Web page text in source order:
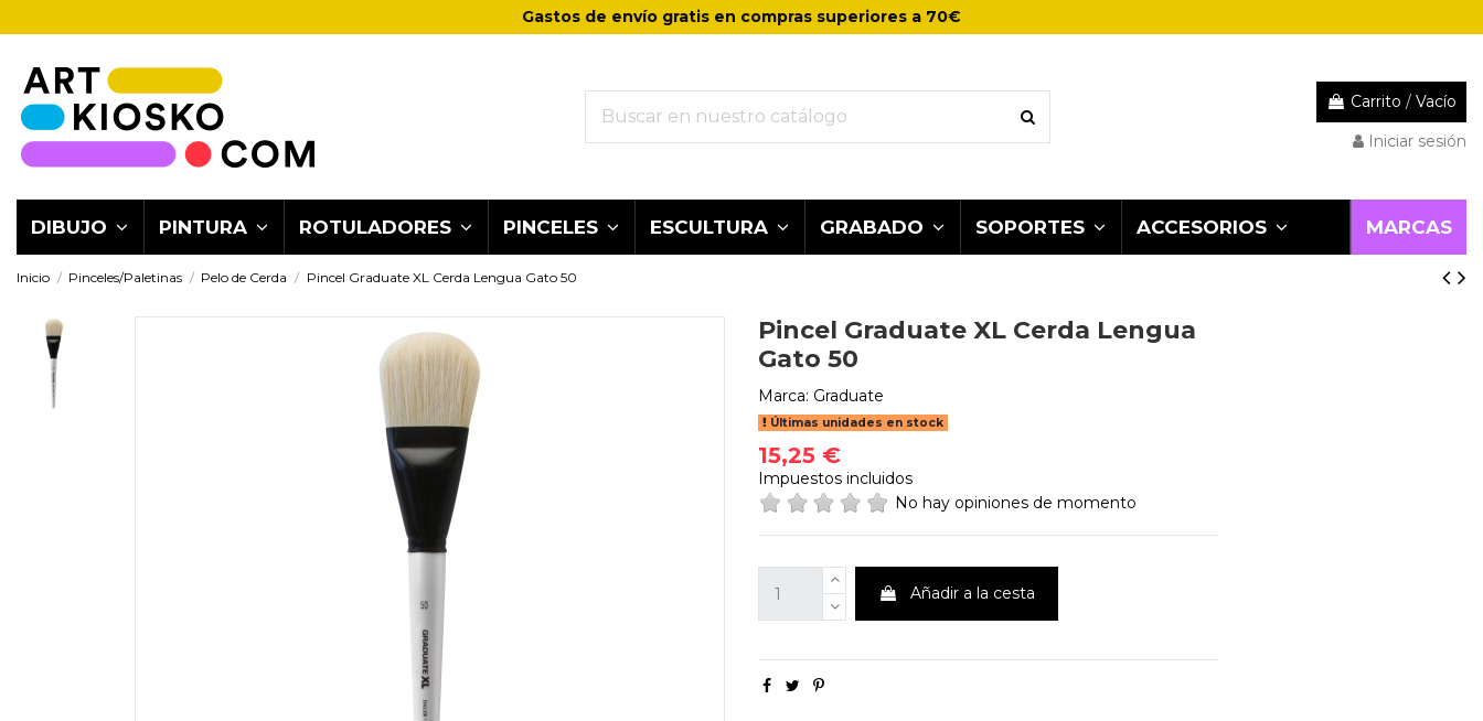
Gastos de envío gratis en compras superiores a 70€
Carrito / Vacío
Iniciar sesión
DIBUJO PINTURA ROTULADORES PINCELES ESCULTURA GRABADO SOPORTES ACCESORIOS MARCAS
Inicio Pinceles/Paletinas Pelo de Cerda Pincel Graduate XL Cerda Lengua Gato 50
Pincel Graduate XL Cerda Lengua
Gato 50
Marca: Graduate
Últimas unidades en stock
15,25 €
Impuestos incluidos
No hay opiniones de momento
Añadir a la cesta